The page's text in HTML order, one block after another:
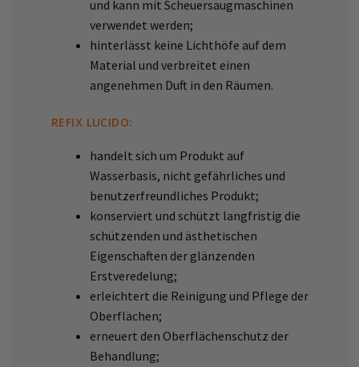
und kann mit Scheuersaugmaschinen
verwendet werden;
hinterlässt keine Lichthöfe auf dem
Material und verbreitet einen
angenehmen Duft in den Räumen.
REFIX LUCIDO:
handelt sich um Produkt auf
Wasserbasis, nicht gefährliches und
benutzerfreundliches Produkt;
konserviert und schützt langfristig die
schützenden und ästhetischen
Eigenschaften der glänzenden
Erstveredelung;
erleichtert die Reinigung und Pflege der
Oberflächen;
erneuert den Oberflächenschutz der
Behandlung;